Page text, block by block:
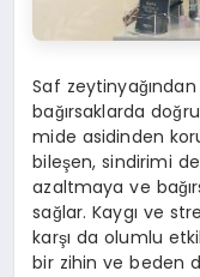
Saf
bağırsaklarda
mide asidinden
bileşen, sindirimi
azaltmaya ve
sağlar. Kaygı ve
karşı da olumlu
bir zihin ve beden